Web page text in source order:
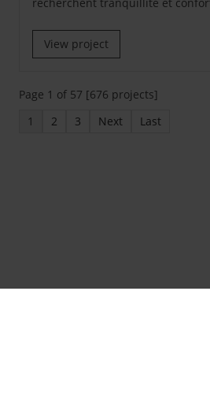
View project
Page 1 of 57 [676 projects]
1
2 3 Next Last